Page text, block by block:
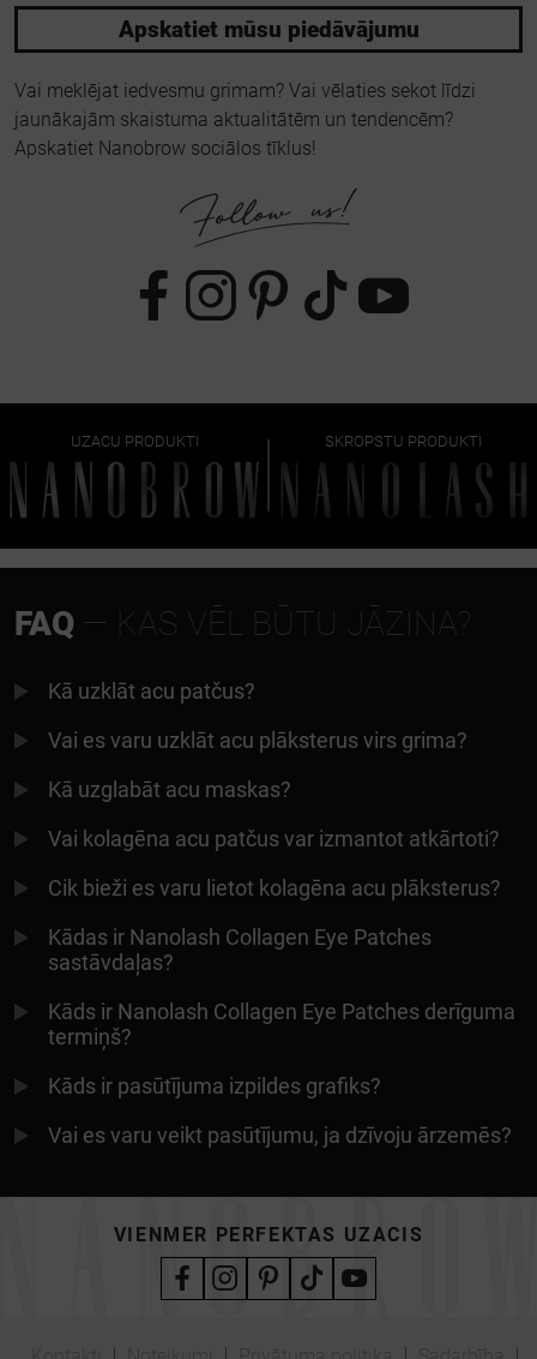
Apskatiet mūsu piedāvājumu
Vai meklējat iedvesmu grimam? Vai vēlaties sekot līdzi
jaunākajām skaistuma aktualitātēm un tendencēm?
Apskatiet Nanobrow sociālos tīklus!
UZACU PRODUKTI SKROPSTU PRODUKTI
FAQ — KAS VĒL BŪTU JĀZINA?
Kā uzklāt acu patčus?
Vai es varu uzklāt acu plāksterus virs grima?
Kā uzglabāt acu maskas?
Vai kolagēna acu patčus var izmantot atkārtoti?
Cik bieži es varu lietot kolagēna acu plāksterus?
Kādas ir Nanolash Collagen Eye Patches
sastāvdaļas?
Kāds ir Nanolash Collagen Eye Patches derīguma
termiņš?
Kāds ir pasūtījuma izpildes grafiks?
Vai es varu veikt pasūtījumu, ja dzīvoju ārzemēs?
VIENMĒR PERFEKTAS UZACIS